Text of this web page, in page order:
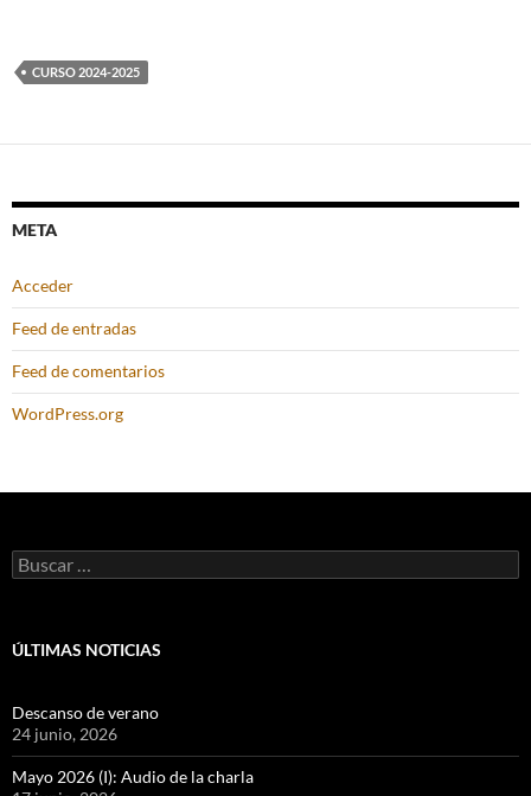
CURSO 2024-2025
META
Acceder
Feed de entradas
Feed de comentarios
WordPress.org
Buscar:
ÚLTIMAS NOTICIAS
Descanso de verano
24 junio, 2026
Mayo 2026 (I): Audio de la charla